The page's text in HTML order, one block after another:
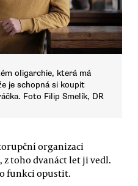
oligarchie, která má
je schopná si koupit
Foto Filip Smelík, DR
organizaci
toho dvanáct let ji vedl.
funkci opustit.